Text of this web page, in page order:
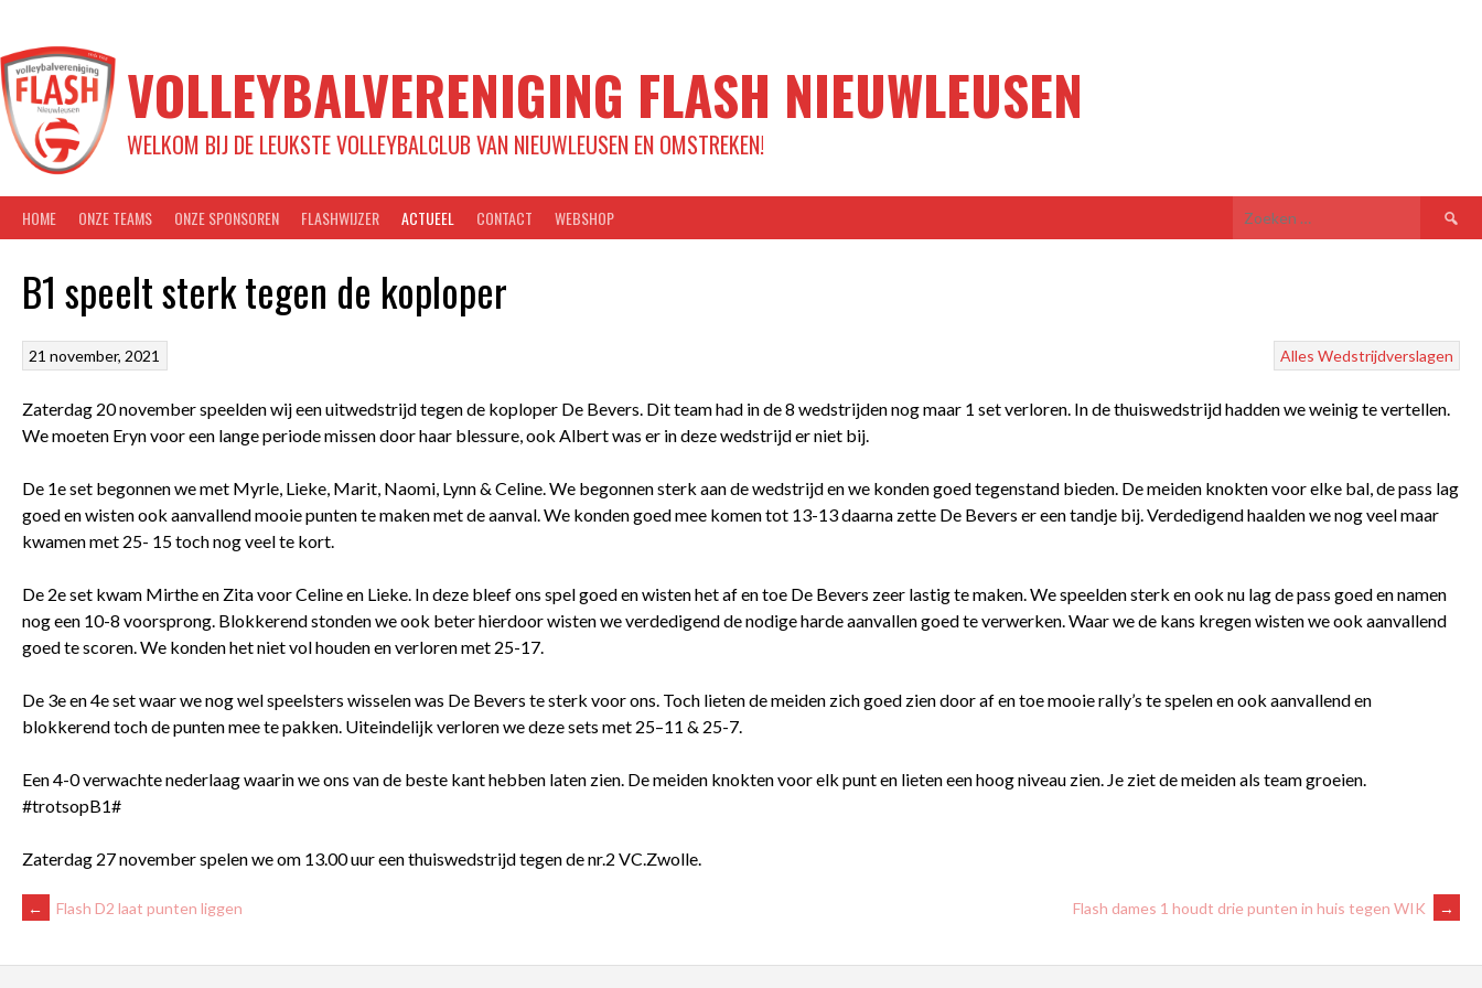
inhoud
VOLLEYBALVERENIGING FLASH NIEUWLEUSEN
WELKOM BIJ DE LEUKSTE VOLLEYBALCLUB VAN NIEUWLEUSEN EN OMSTREKEN!
HOME ONZE TEAMS ONZE SPONSOREN FLASHWIJZER ACTUEEL CONTACT WEBSHOP
Zoeken
naar:
B1 speelt sterk tegen de koploper
Alles Wedstrijdverslagen
21 november, 2021
Zaterdag 20 november speelden wij een uitwedstrijd tegen de koploper De Bevers. Dit team had in de 8 wedstrijden nog maar 1 set verloren. In de thuiswedstrijd hadden we weinig te vertellen.
We moeten Eryn voor een lange periode missen door haar blessure, ook Albert was er in deze wedstrijd er niet bij.
De 1e set begonnen we met Myrle, Lieke, Marit, Naomi, Lynn & Celine. We begonnen sterk aan de wedstrijd en we konden goed tegenstand bieden. De meiden knokten voor elke bal, de pass lag
goed en wisten ook aanvallend mooie punten te maken met de aanval. We konden goed mee komen tot 13-13 daarna zette De Bevers er een tandje bij. Verdedigend haalden we nog veel maar
kwamen met 25- 15 toch nog veel te kort.
De 2e set kwam Mirthe en Zita voor Celine en Lieke. In deze bleef ons spel goed en wisten het af en toe De Bevers zeer lastig te maken. We speelden sterk en ook nu lag de pass goed en namen
nog een 10-8 voorsprong. Blokkerend stonden we ook beter hierdoor wisten we verdedigend de nodige harde aanvallen goed te verwerken. Waar we de kans kregen wisten we ook aanvallend
goed te scoren. We konden het niet vol houden en verloren met 25-17.
De 3e en 4e set waar we nog wel speelsters wisselen was De Bevers te sterk voor ons. Toch lieten de meiden zich goed zien door af en toe mooie rally’s te spelen en ook aanvallend en
blokkerend toch de punten mee te pakken. Uiteindelijk verloren we deze sets met 25–11 & 25-7.
Een 4-0 verwachte nederlaag waarin we ons van de beste kant hebben laten zien. De meiden knokten voor elk punt en lieten een hoog niveau zien. Je ziet de meiden als team groeien.
#trotsopB1#
Zaterdag 27 november spelen we om 13.00 uur een thuiswedstrijd tegen de nr.2 VC.Zwolle.
BERICHTNAVIGATIE
← Flash D2 laat punten liggen Flash dames 1 houdt drie punten in huis tegen WIK →